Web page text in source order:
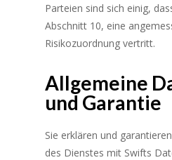
Parteien sind sich einig,
Abschnitt 10, eine
Risikozuordnung vertritt.
Allgemeine
und Garantie
Sie erklären und
des Dienstes mit Swifts